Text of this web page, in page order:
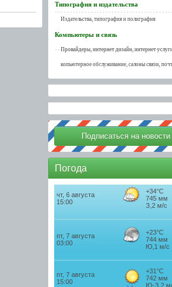
Типография и издательства
Издательства, типография и полиграфия
Компьютеры и связь
Провайдеры, интернет дизайн, интернет
копьютерное обслуживание, салоны связи,
Погода